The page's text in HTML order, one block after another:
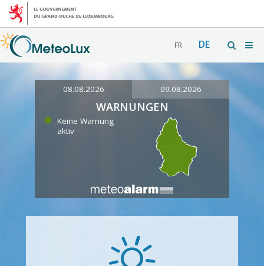
FR DE
08.08.2026 09.08.2026
WARNUNGEN
Keine Warnung
aktiv